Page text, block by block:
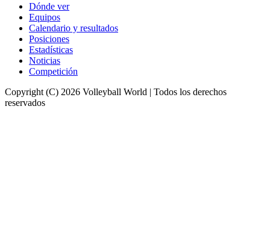
Dónde ver
Equipos
Calendario y resultados
Posiciones
Estadísticas
Noticias
Competición
Copyright (C) 2026 Volleyball World | Todos los derechos
reservados